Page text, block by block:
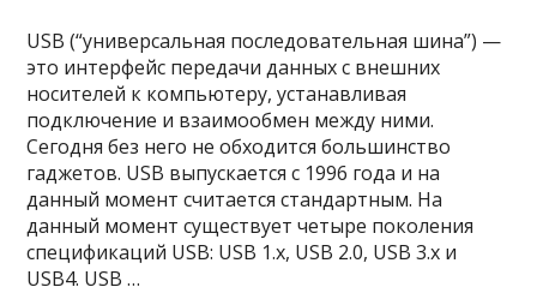
USB (“универсальная последовательная шина”) —
это интерфейс передачи данных с внешних
носителей к компьютеру, устанавливая
подключение и взаимообмен между ними.
Сегодня без него не обходится большинство
гаджетов. USB выпускается с 1996 года и на
данный момент считается стандартным. На
данный момент существует четыре поколения
спецификаций USB: USB 1.x, USB 2.0, USB 3.x и
USB4. USB …